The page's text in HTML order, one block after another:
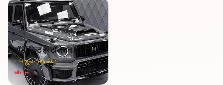
बॉडी किट इंस्टॉलेशन
+निःशुल्क रिमोट किट
और पढ़ें